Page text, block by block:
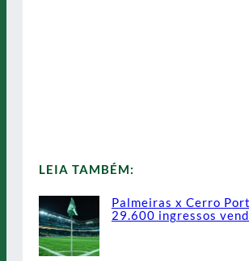
LEIA TAMBÉM:
Palmeiras x Cerro
29.600 ingressos